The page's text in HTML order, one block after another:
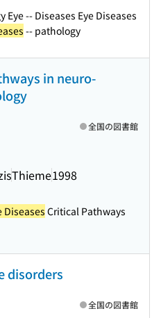
Eye -- Diseases Eye Diseases
-- pathology
in neuro-
Thieme1998
全国の図書館
Diseases Critical Pathways
disorders
全国の図書館